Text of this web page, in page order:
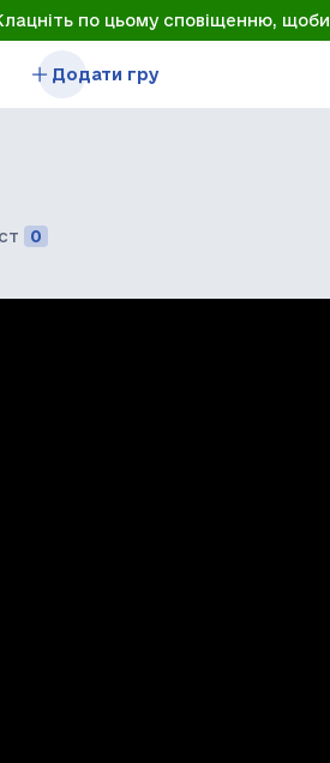
по цьому сповіщенню,
Додати гру
0